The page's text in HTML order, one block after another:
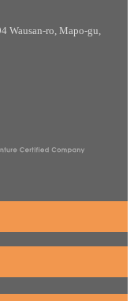
Wausan-ro, Mapo-gu,